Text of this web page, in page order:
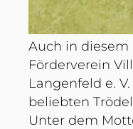
Auch in
Förderverein
Langenfeld e.
beliebten
Unter dem